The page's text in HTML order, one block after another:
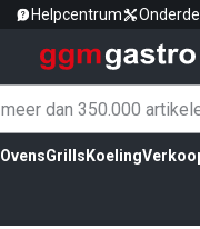
Helpcentrum
OvensGrills Koeling